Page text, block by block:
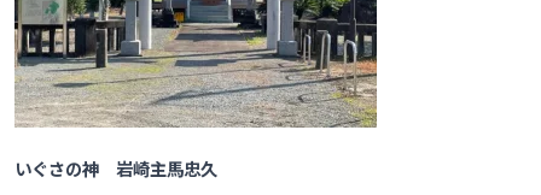
いぐさの神 岩崎主馬忠久